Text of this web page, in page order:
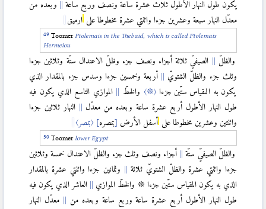
يكون طول النهار الأطول ثلاث عشرة ساعة ونصف وربع ساعة
وبعده من
معدّل النهار سبعة وعشرين جزءا واثنتي عشرة مخطوطا على ارميق
ToomerPtolemais in the Thebaid, which is called Ptolemais
Hermeiou
والظلّ
الصيفيّ ثلاثة أجزاء ونصف جزء وظلّ الاعتدال ستّة وثلاثين جزءا
وثلث جزء والظلّ الشتويّ
أربعة وخمسين جزءا وسدس جزء بالمقدار الذي
يكون به المقياس ستّين جزءا〈❊〉 والخطّ
الموازي التاسع الذي يكون فيه
طول النهار الأطول أربع عشرة ساعة وبعده من معدّل
النهار ثلاثين جزءا
واثنتين وعشرين مخطوطا على أسفل الأرض [بمصره] 〈بمصر〉
Toomer lower Egypt
والظلّ الصيفيّ ستّة
أجزاء ونصف وثلث جزء والظلّ الاعتدال خمسة وثلاثين
جزءا واثنتي عشرة والظلّ الشتويّ ثلاثة
وثمانين جزءا واثنتي عشرة بالمقدار
الذي به يكون المقياس ستّين جزءا ❊ والخطّ الموازي
العاشر الذي يكون فيه
طول النهار الأطول أربع عشرة ساعة وربع ساعة وبعده من
معدّل النهار